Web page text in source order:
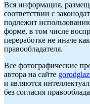
Вся информация,
соответствии с
подлежит
форме, в том числе
переработке не иначе
правообладателя.
Все фотографические
автора на сайте
и являются
без согласия